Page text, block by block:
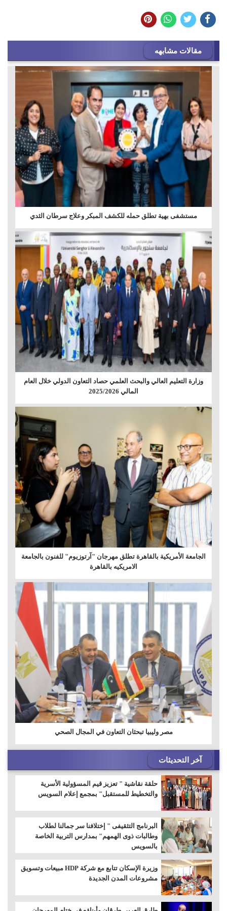
مقالات مشابهه
مستشفى بهية تطلق حمله للكشف المبكر وعلاج سرطان الثدي
وزارة التعليم العالي والبحث العلمي حصاد التعاون الدولي خلال العام
المالي 2025/2026
الجامعة الأمريكية بالقاهرة تطلق مهرجان "آرتوزيوم" للفنون بالجامعة
الامريكيه بالقاهرة
مصر وليبيا تبحثان التعاون في المجال الصحي
آخر التحديثات
حلقة نقاشية " تعزيز قيم المسؤولية الأسرية
والتخطيط للمستقبل" بمجمع إعلام السويس
البرنامج التثقيفى " إختلافنا سر جمالنا لطلاب
وطالبات ذوى الهمهم" بمدارس التربية الخاصة
بالسويس
وزيرة الإسكان تتابع مع شركة HDP مبيعات وتسويق
مشروعات المدن الجديدة